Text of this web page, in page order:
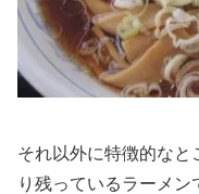
それ以外に特徴的なと
り残っているラーメン